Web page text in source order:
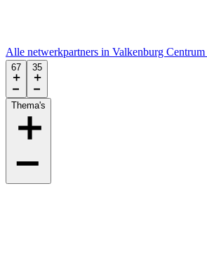
Alle netwerkpartners in Valkenburg Centrum
67 35
Thema's